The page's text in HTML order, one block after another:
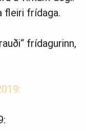
fleiri frídaga.
frídagurinn,